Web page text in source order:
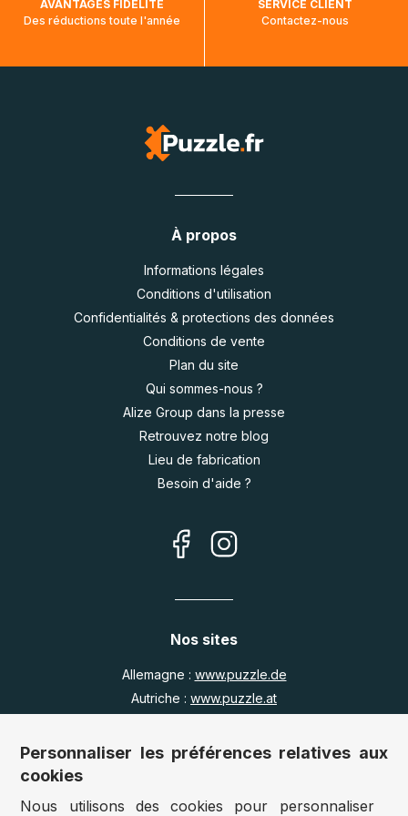
AVANTAGES FIDÉLITÉ
Des réductions toute l'année
SERVICE CLIENT
Contactez-nous
À propos
Informations légales
Conditions d'utilisation
Confidentialités & protections des données
Conditions de vente
Plan du site
Qui sommes-nous ?
Alize Group dans la presse
Retrouvez notre blog
Lieu de fabrication
Besoin d'aide ?
Nos sites
Allemagne : www.puzzle.de
Autriche : www.puzzle.at
Royaume Uni :
www.jigsawpuzzle.co.uk
Accès revendeurs / détaillants
Personnaliser les préférences relatives aux
cookies
Nous utilisons des cookies pour personnaliser